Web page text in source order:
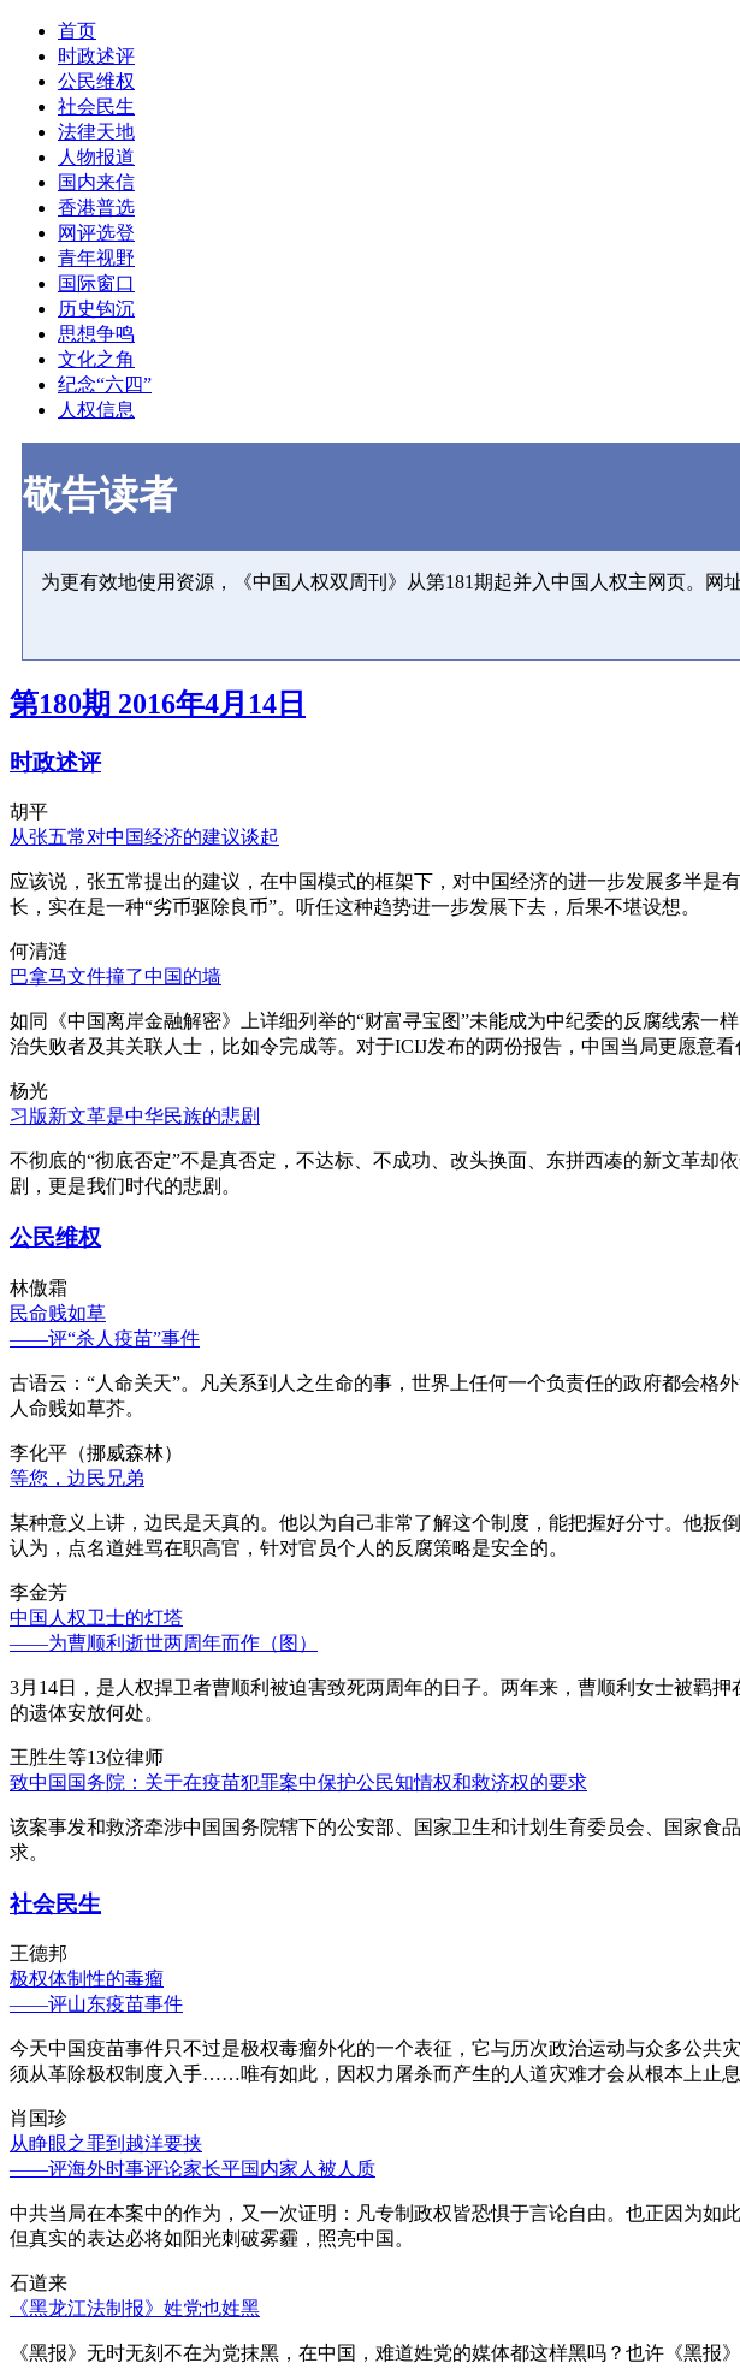
首页
时政述评
公民维权
社会民生
法律天地
人物报道
国内来信
香港普选
网评选登
青年视野
国际窗口
历史钩沉
思想争鸣
文化之角
纪念“六四”
人权信息
敬告读者
为更有效地使用资源，《中国人权双周刊》从第181期起并入中国人权主网页。网址
第180期 2016年4月14日
时政述评
胡平
从张五常对中国经济的建议谈起
应该说，张五常提出的建议，在中国模式的框架下，对中国经济的进一步发展多半
长，实在是一种“劣币驱除良币”。听任这种趋势进一步发展下去，后果不堪设想。
何清涟
巴拿马文件撞了中国的墙
如同《中国离岸金融解密》上详细列举的“财富寻宝图”未能成为中纪委的反腐线索
治失败者及其关联人士，比如令完成等。对于ICIJ发布的两份报告，中国当局更愿意看
杨光
习版新文革是中华民族的悲剧
不彻底的“彻底否定”不是真否定，不达标、不成功、改头换面、东拼西凑的新文革
剧，更是我们时代的悲剧。
公民维权
林傲霜
民命贱如草
——评“杀人疫苗”事件
古语云：“人命关天”。凡关系到人之生命的事，世界上任何一个负责任的政府都会格
人命贱如草芥。
李化平（挪威森林）
等您，边民兄弟
某种意义上讲，边民是天真的。他以为自己非常了解这个制度，能把握好分寸。他
认为，点名道姓骂在职高官，针对官员个人的反腐策略是安全的。
李金芳
中国人权卫士的灯塔
——为曹顺利逝世两周年而作（图）
3月14日，是人权捍卫者曹顺利被迫害致死两周年的日子。两年来，曹顺利女士被羁
的遗体安放何处。
王胜生等13位律师
致中国国务院：关于在疫苗犯罪案中保护公民知情权和救济权的要求
该案事发和救济牵涉中国国务院辖下的公安部、国家卫生和计划生育委员会、国家
求。
社会民生
王德邦
极权体制性的毒瘤
——评山东疫苗事件
今天中国疫苗事件只不过是极权毒瘤外化的一个表征，它与历次政治运动与众多公
须从革除极权制度入手……唯有如此，因权力屠杀而产生的人道灾难才会从根本上止息
肖国珍
从睁眼之罪到越洋要挟
——评海外时事评论家长平国内家人被人质
中共当局在本案中的作为，又一次证明：凡专制政权皆恐惧于言论自由。也正因为如
但真实的表达必将如阳光刺破雾霾，照亮中国。
石道来
《黑龙江法制报》姓党也姓黑
《黑报》无时无刻不在为党抹黑，在中国，难道姓党的媒体都这样黑吗？也许《黑报